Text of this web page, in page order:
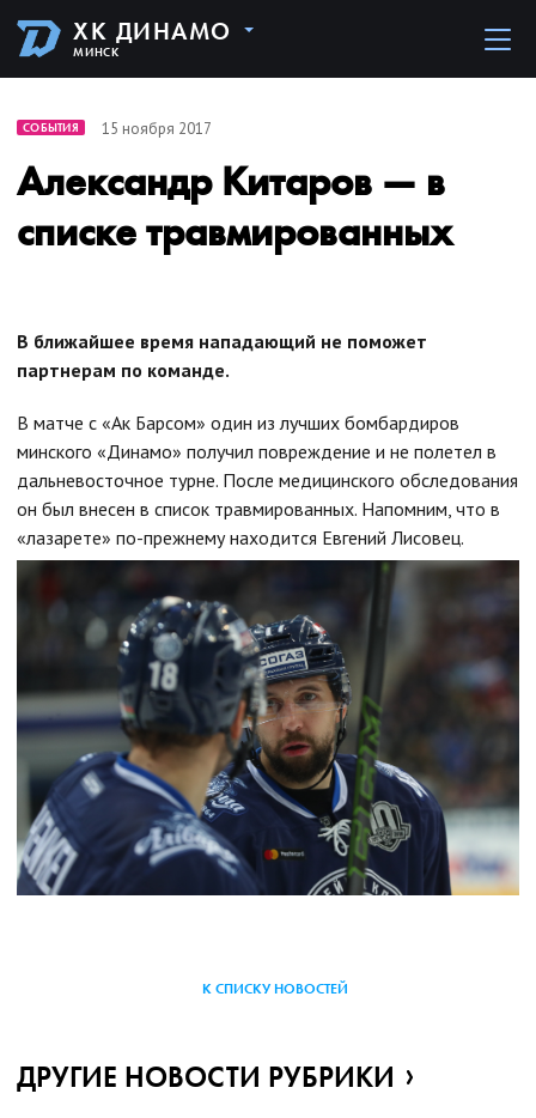
ХК ДИНАМО
МИНСК
СОБЫТИЯ 15 ноября 2017
Александр Китаров — в
списке травмированных
В ближайшее время нападающий не поможет
партнерам по команде.
В матче с «Ак Барсом» один из лучших бомбардиров
минского «Динамо» получил повреждение и не полетел в
дальневосточное турне. После медицинского обследования
он был внесен в список травмированных. Напомним, что в
«лазарете» по-прежнему находится Евгений Лисовец.
К СПИСКУ НОВОСТЕЙ
ДРУГИЕ НОВОСТИ РУБРИКИ